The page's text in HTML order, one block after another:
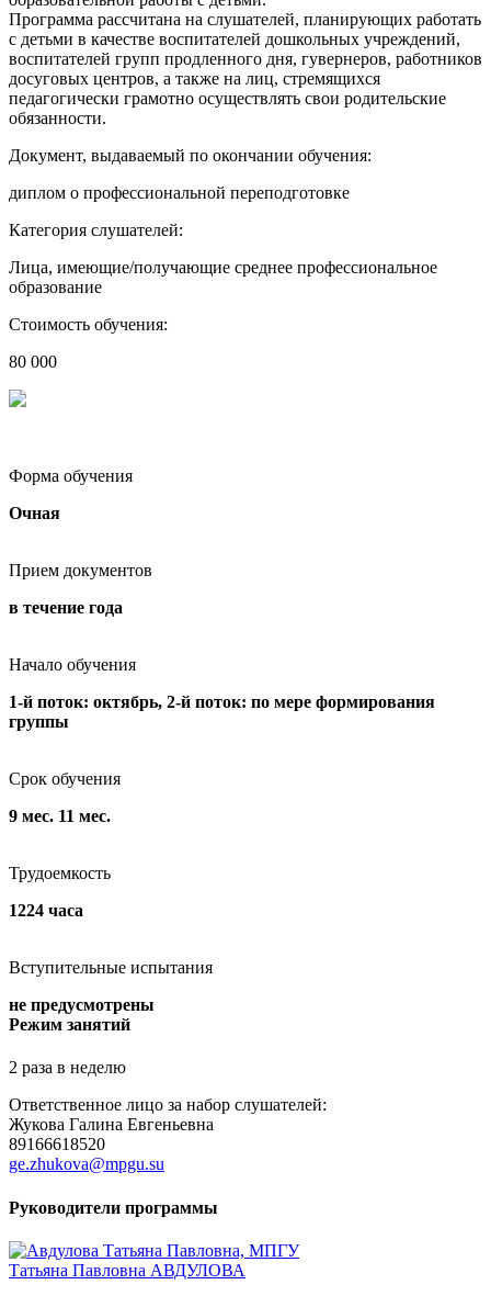
Программа рассчитана на слушателей, планирующих работать
с детьми в качестве воспитателей дошкольных учреждений,
воспитателей групп продленного дня, гувернеров, работников
досуговых центров, а также на лиц, стремящихся
педагогически грамотно осуществлять свои родительские
обязанности.
Документ, выдаваемый по окончании обучения:
диплом о профессиональной переподготовке
Категория слушателей:
Лица, имеющие/получающие среднее профессиональное
образование
Стоимость обучения:
80 000
Форма обучения
Очная
Прием документов
в течение года
Начало обучения
1-й поток: октябрь, 2-й поток: по мере формирования
группы
Срок обучения
9 мес. 11 мес.
Трудоемкость
1224 часа
Вступительные испытания
не предусмотрены
Режим занятий
2 раза в неделю
Ответственное лицо за набор слушателей:
Жукова Галина Евгеньевна
89166618520
ge.zhukova@mpgu.su
Руководители программы
Татьяна Павловна АВДУЛОВА